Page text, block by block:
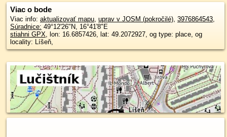
Viac o bode
Viac info: aktualizovať mapu, uprav v JOSM (pokročilé), 3976864543,
Súradnice: 49°12'26"N, 16°41'8"E
stiahni GPX, lon: 16.6857426, lat: 49.2072927, og type: place, og
locality: Líšeň,